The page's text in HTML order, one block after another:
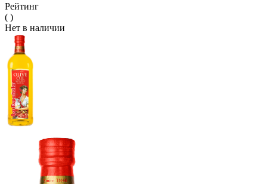
Рейтинг
( )
Нет в наличии